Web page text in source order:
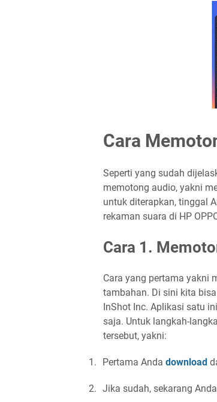
Cara
Seperti yang sudah
memotong audio, yakni
untuk diterapkan, tinggal
rekaman suara di HP
Cara 1.
Cara yang pertama yakni
tambahan. Di sini kita
InShot Inc. Aplikasi satu
saja. Untuk langkah-
tersebut, yakni:
1. Pertama Anda download
2. Jika sudah, sekarang